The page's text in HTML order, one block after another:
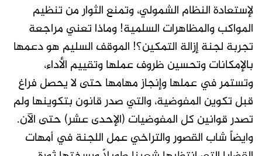
لإستعادة النظام الشمولي، وتمنع الثوار من تنظيم
المواكب والمظاهرات السلمية! وماذا تعني مراجعة
تجربة لجنة إزالة التمكين؟! الموقف السليم هو دعمها
بالإمكانات وتحسين ظروف عملها وتقييم الأداء،
وتستمر في عملها وإنجاز مهامها حتى لا يحصل فراغ
قبل تكوين المفوضية، والتي صدر قانون بتكوينها ولم
تصدر قوانين كل المفوضيات (الإحدى عشر) حتى الآن.
وايضاً شاب القصور والتراخي عمل اللجنة في أمهات